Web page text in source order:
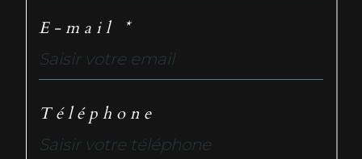
E-mail *
Téléphone